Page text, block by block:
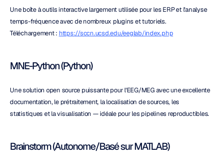
Une boîte à outils interactive largement utilisée pour les ERP et l'analyse
temps-fréquence avec de nombreux plugins et tutoriels.
Téléchargement : https://sccn.ucsd.edu/eeglab/index.php
MNE-Python (Python)
Une solution open source puissante pour l'EEG/MEG avec une excellente
documentation, le prétraitement, la localisation de sources, les
statistiques et la visualisation — idéale pour les pipelines reproductibles.
Brainstorm (Autonome/Basé sur MATLAB)